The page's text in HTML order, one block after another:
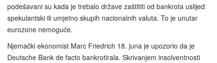
podešavani su kada je trebalo države zaštititi od bankrota uslijed
spekulantski ili umjetno skupih nacionalnih valuta. To je unutar
eurozone nemoguće.
Njemački ekonomist Marc Friedrich 18. juna je upozorio da je
Deutsche Bank de facto bankrotirala. Skrivanjem insolventnosti